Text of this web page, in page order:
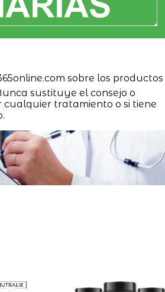
sobre los productos
sustituye el consejo o
cualquier tratamiento o si tiene